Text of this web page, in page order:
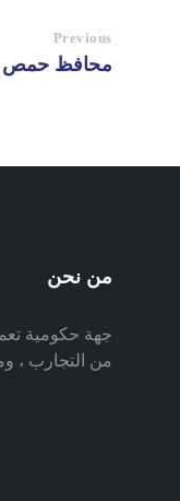
Previous
محافظ حمص
من نحن
جهة حكومية
من التجارب ،